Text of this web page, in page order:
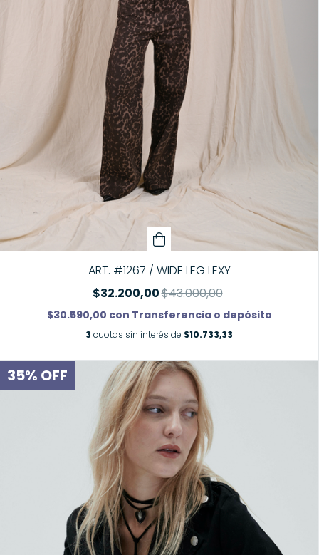
ART. #1267 / WIDE LEG LEXY
$32.200,00$43.000,00
$30.590,00 con Transferencia o depósito
3 cuotas sin interés de $10.733,33
35% OFF